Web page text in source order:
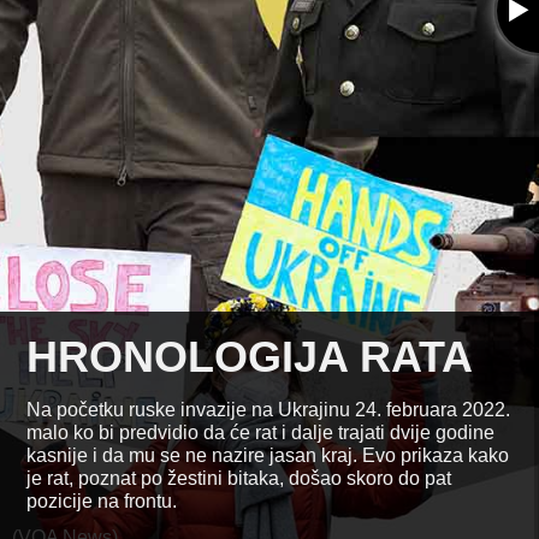
HRONOLOGIJA RATA
Na početku ruske invazije na Ukrajinu 24. februara 2022.
malo ko bi predvidio da će rat i dalje trajati dvije godine
kasnije i da mu se ne nazire jasan kraj. Evo prikaza kako
je rat, poznat po žestini bitaka, došao skoro do pat
pozicije na frontu.
Black Sea
CRIMEA
TURKEY
SYRIA